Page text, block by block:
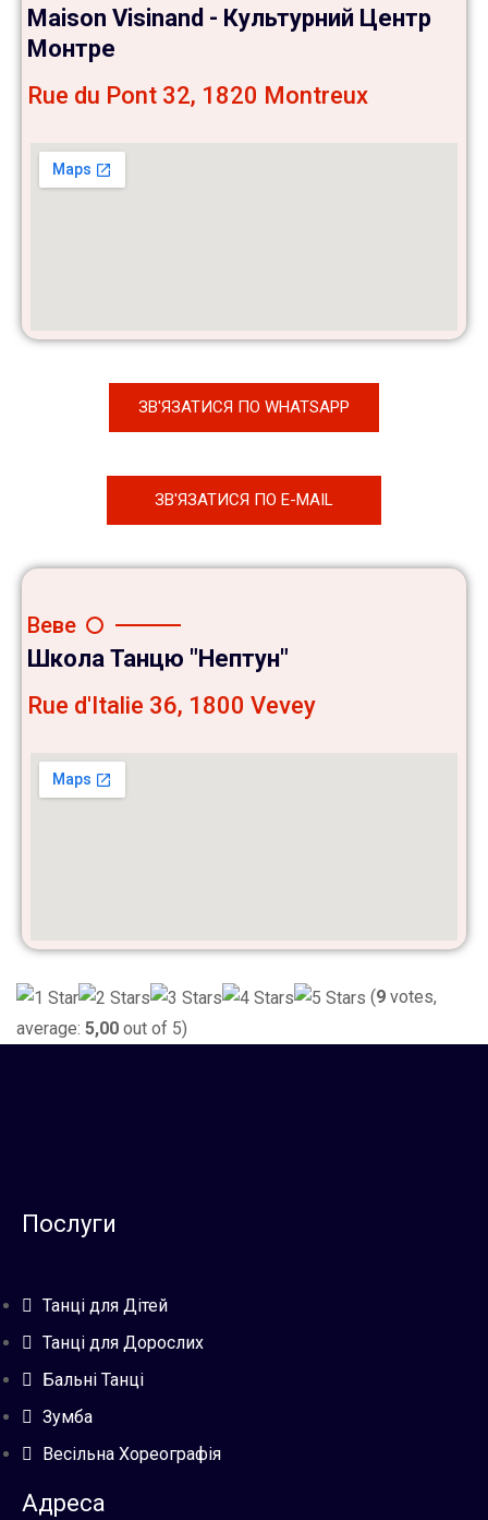
Maison Visinand - Культурний Центр
Монтре
Rue du Pont 32, 1820 Montreux
ЗВ'ЯЗАТИСЯ ПО WHATSAPP
ЗВ'ЯЗАТИСЯ ПО E-MAIL
Веве
Школа Танцю "Нептун"
Rue d'Italie 36, 1800 Vevey
(9 votes,
average: 5,00 out of 5)
Послуги
Танці для Дітей
Танці для Дорослих
Бальні Танці
Зумба
Весільна Хореографія
Адреса